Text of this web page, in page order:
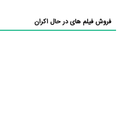
فروش فیلم های در حال اکران